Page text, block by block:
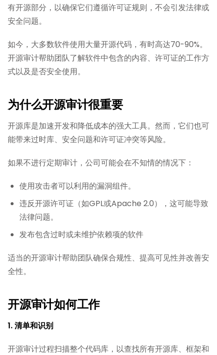
有开源部分，以确保它们遵循许可证规则，不会引发法律或
安全问题。
如今，大多数软件使用大量开源代码，有时高达70-90%。
开源审计帮助团队了解软件中包含的内容、许可证的工作方
式以及是否安全使用。
为什么开源审计很重要
开源库是加速开发和降低成本的强大工具。然而，它们也可
能带来过时库、安全问题和许可证冲突等风险。
如果不进行定期审计，公司可能会在不知情的情况下：
使用攻击者可以利用的漏洞组件。
违反开源许可证（如GPL或Apache 2.0），这可能导致
法律问题。
发布包含过时或未维护依赖项的软件
适当的开源审计帮助团队确保合规性、提高可见性并改善安
全性。
开源审计如何工作
1. 清单和识别
开源审计过程扫描整个代码库，以查找所有开源库、框架和